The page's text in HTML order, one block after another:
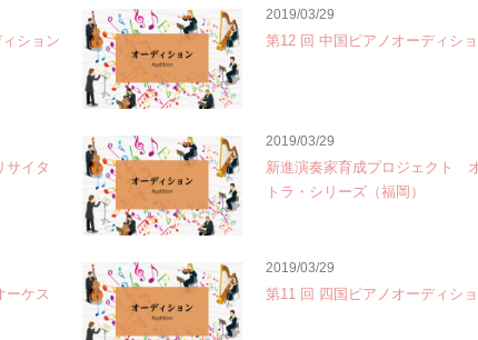
ション
2019/03/29
第12 回 中国ピアノオーディシ
イタ
2019/03/29
新進演奏家育成プロジェクト
トラ・シリーズ（福岡）
ケス
2019/03/29
第11 回 四国ピアノオーディシ